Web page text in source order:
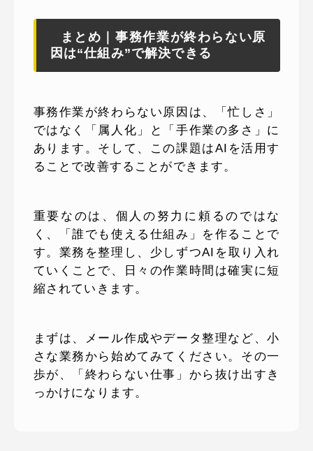
まとめ｜事務作業が終わらない原
因は“仕組み”で解決できる
事務作業が終わらない原因は、「忙しさ」
ではなく「属人化」と「手作業の多さ」に
あります。そして、この課題はAIを活用す
ることで改善することができます。
重要なのは、個人の努力に頼るのではな
く、「誰でも使える仕組み」を作ることで
す。業務を整理し、少しずつAIを取り入れ
ていくことで、日々の作業時間は確実に短
縮されていきます。
まずは、メール作成やデータ整理など、小
さな業務から始めてみてください。その一
歩が、「終わらない仕事」から抜け出すき
っかけになります。